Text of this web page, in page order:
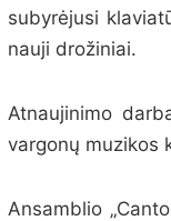
subyrėjusi
nauji drožiniai.
Atnaujinimo
vargonų muzikos
Ansamblio